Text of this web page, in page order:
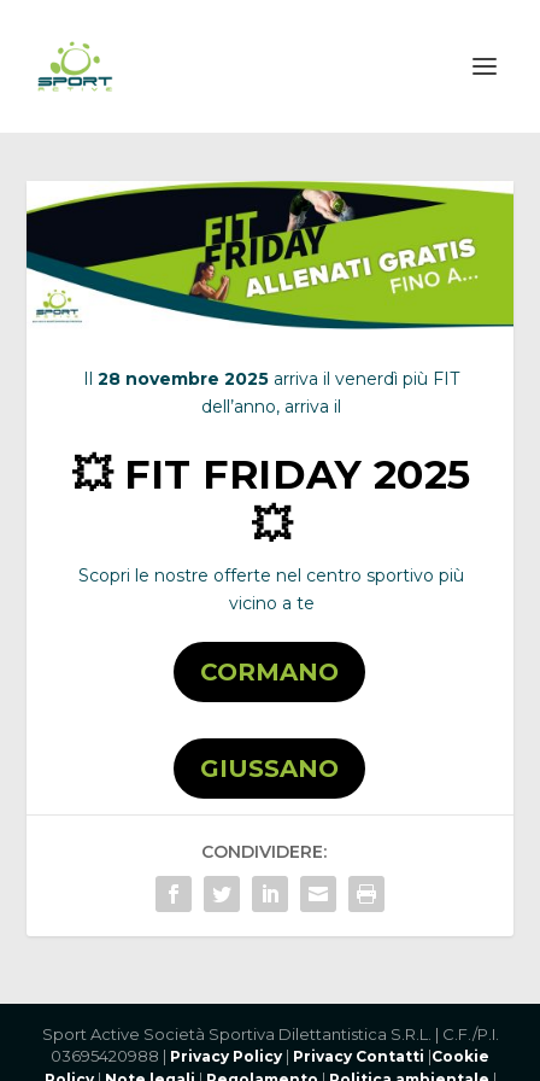
Il28 novembre 2025 arriva il venerdì più FIT
dell’anno, arriva il
💥 FIT FRIDAY 2025
💥
Scopri le nostre offerte nel centro sportivo più
vicino a te
CORMANO
GIUSSANO
CONDIVIDERE:
Sport Active Società Sportiva Dilettantistica S.R.L. | C.F./P.I.
03695420988 | Privacy Policy | Privacy Contatti |Cookie